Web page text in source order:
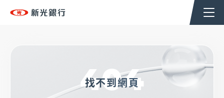
TSHoldingsGroup404
找不到網頁